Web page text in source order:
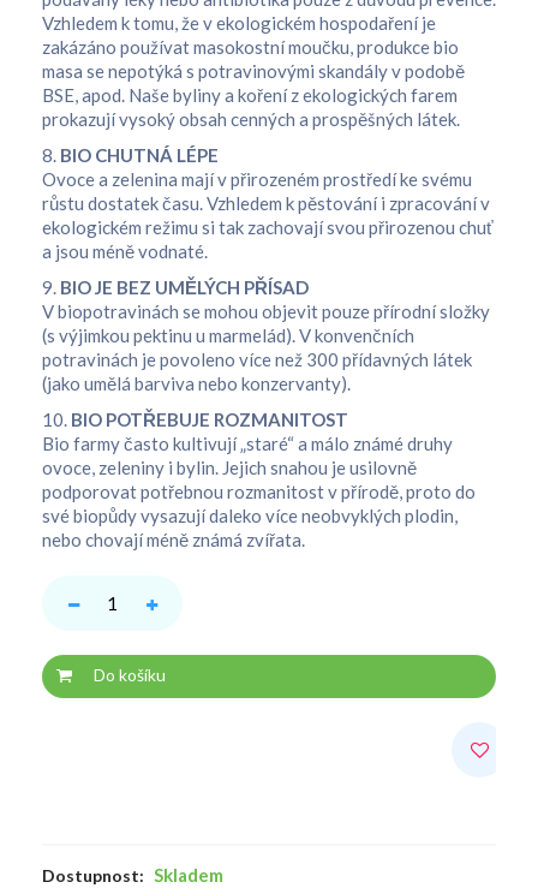
Vzhledem k tomu, že v ekologickém hospodaření je
zakázáno používat masokostní moučku, produkce bio
masa se nepotýká s potravinovými skandály v podobě
BSE, apod. Naše byliny a koření z ekologických farem
prokazují vysoký obsah cenných a prospěšných látek.
8. BIO CHUTNÁ LÉPE
Ovoce a zelenina mají v přirozeném prostředí ke svému
růstu dostatek času. Vzhledem k pěstování i zpracování v
ekologickém režimu si tak zachovají svou přirozenou chuť
a jsou méně vodnaté.
9. BIO JE BEZ UMĚLÝCH PŘÍSAD
V biopotravinách se mohou objevit pouze přírodní složky
(s výjimkou pektinu u marmelád). V konvenčních
potravinách je povoleno více než 300 přídavných látek
(jako umělá barviva nebo konzervanty).
10. BIO POTŘEBUJE ROZMANITOST
Bio farmy často kultivují „staré“ a málo známé druhy
ovoce, zeleniny i bylin. Jejich snahou je usilovně
podporovat potřebnou rozmanitost v přírodě, proto do
své biopůdy vysazují daleko více neobvyklých plodin,
nebo chovají méně známá zvířata.
Do košíku
Dostupnost: Skladem